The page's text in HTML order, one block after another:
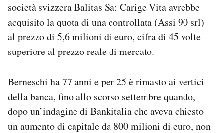
società svizzera Balitas Sa: Carige Vita avrebbe
acquisito la quota di una controllata (Assi 90 srl)
al prezzo di 5,6 milioni di euro, cifra di 45 volte
superiore al prezzo reale di mercato.
Berneschi ha 77 anni e per 25 è rimasto ai vertici
della banca, fino allo scorso settembre quando,
dopo un’indagine di Bankitalia che aveva chiesto
un aumento di capitale da 800 milioni di euro, non